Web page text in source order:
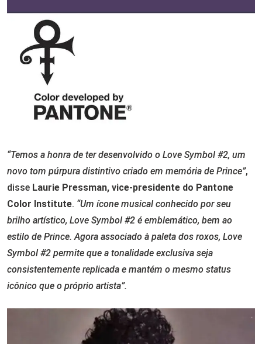
“Temos a honra de ter desenvolvido o Love Symbol #2, um
novo tom púrpura distintivo criado em memória de Prince”,
disse Laurie Pressman, vice-presidente do Pantone
Color Institute. “Um ícone musical conhecido por seu
brilho artístico, Love Symbol #2 é emblemático, bem ao
estilo de Prince. Agora associado à paleta dos roxos, Love
Symbol #2 permite que a tonalidade exclusiva seja
consistentemente replicada e mantém o mesmo status
icônico que o próprio artista”.